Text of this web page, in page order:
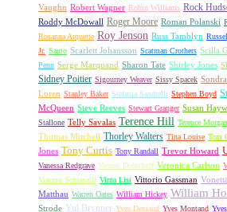
Vaughn Robert Wagner Robin Williams Rock
Roddy McDowall Roger Moore Roman Polanski
Rosanna Arquette Roy Jenson Russ Tamblyn
Jr. Santo Scarlett Johansson Scatman Crothers Scilla
Penn Serge Marquand Sharon Tate Shirley Jones
Sidney Poitier Sigourney Weaver Sissy Spacek
Loren Stanley Baker Stefania Sandrelli Stephen Boyd
McQueen Steve Reeves Stewart Granger Susan
Stallone Telly Savalas Terence Hill Terence Morgan
Thomas Mitchell Thorley Walters Tina Louise Tom
Jones Tony Curtis Tony Randall Trevor Howard
Vanessa Redgrave Vernon Dobtcheff Veronica Carlson
Vincent Schiavelli Virna Lisi Vittorio Gassman
Matthau Warren Oates William Hickey William
Strode Yul Brynner Yves Deniaud Yves Montand